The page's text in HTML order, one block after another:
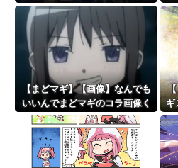
ギ
【まどマギ】【画像】なんでも
いいんでまどマギのコラ画像く
ださい
【
ギ